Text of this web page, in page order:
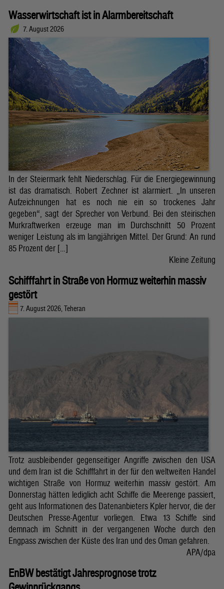
Wasserwirtschaft ist in Alarmbereitschaft
7. August 2026
In der Steiermark fehlt Niederschlag. Für die Energiegewinnung
ist das dramatisch. Robert Zechner ist alarmiert. „In unseren
Aufzeichnungen hat es noch nie ein so trockenes Jahr
gegeben“, sagt der Sprecher von Verbund. Bei den steirischen
Murkraftwerken erzeuge man im Durchschnitt 50 Prozent
weniger Leistung als im langjährigen Mittel. Der Grund: An rund
85 Prozent der […]
Kleine Zeitung
Schifffahrt in Straße von Hormuz weiterhin massiv
gestört
7. August 2026, Teheran
Trotz ausbleibender gegenseitiger Angriffe zwischen den USA
und dem Iran ist die Schifffahrt in der für den weltweiten Handel
wichtigen Straße von Hormuz weiterhin massiv gestört. Am
Donnerstag hätten lediglich acht Schiffe die Meerenge passiert,
geht aus Informationen des Datenanbieters Kpler hervor, die der
Deutschen Presse-Agentur vorliegen. Etwa 13 Schiffe sind
demnach im Schnitt in der vergangenen Woche durch den
Engpass zwischen der Küste des Iran und des Oman gefahren.
APA/dpa
EnBW bestätigt Jahresprognose trotz